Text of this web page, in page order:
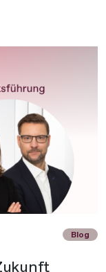
Blog